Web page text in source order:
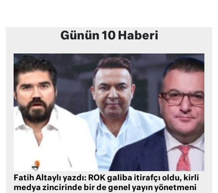
Günün 10 Haberi
Fatih Altaylı yazdı: ROK galiba itirafçı oldu, kirli
medya zincirinde bir de genel yayın yönetmeni